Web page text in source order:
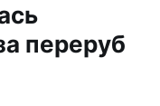
переруб